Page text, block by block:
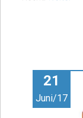
21
Juni/17